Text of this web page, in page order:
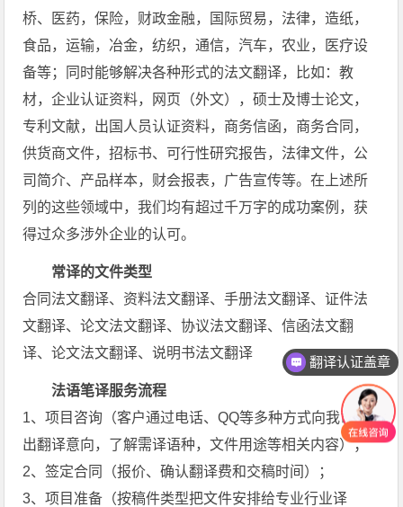
桥、医药，保险，财政金融，国际贸易，法律，造纸，
食品，运输，冶金，纺织，通信，汽车，农业，医疗设
备等；同时能够解决各种形式的法文翻译，比如：教
材，企业认证资料，网页（外文），硕士及博士论文，
专利文献，出国人员认证资料，商务信函，商务合同，
供货商文件，招标书、可行性研究报告，法律文件，公
司简介、产品样本，财会报表，广告宣传等。在上述所
列的这些领域中，我们均有超过千万字的成功案例，获
得过众多涉外企业的认可。
常译的文件类型
合同法文翻译、资料法文翻译、手册法文翻译、证件法
文翻译、论文法文翻译、协议法文翻译、信函法文翻
译、论文法文翻译、说明书法文翻译
法语笔译服务流程
1、项目咨询（客户通过电话、QQ等多种方式向我司提
出翻译意向，了解需译语种，文件用途等相关内容）；
2、签定合同（报价、确认翻译费和交稿时间）；
3、项目准备（按稿件类型把文件安排给专业行业译
翻译认证盖章